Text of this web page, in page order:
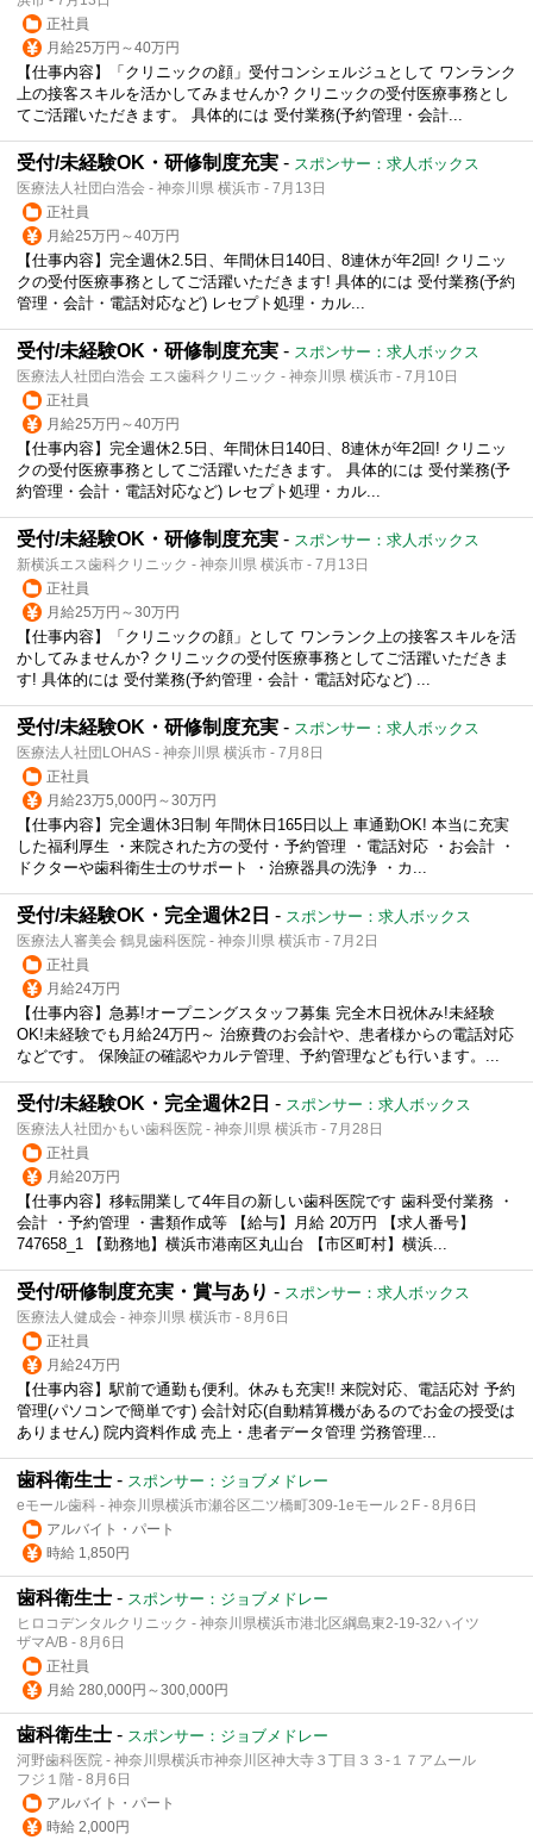
正社員
月給25万円～40万円
【仕事内容】「クリニックの顔」受付コンシェルジュとして ワンランク
上の接客スキルを活かしてみませんか? クリニックの受付医療事務とし
てご活躍いただきます。 具体的には 受付業務(予約管理・会計...
受付/未経験OK・研修制度充実 - スポンサー：求人ボックス
医療法人社団白浩会 - 神奈川県 横浜市 - 7月13日
正社員
月給25万円～40万円
【仕事内容】完全週休2.5日、年間休日140日、8連休が年2回! クリニッ
クの受付医療事務としてご活躍いただきます! 具体的には 受付業務(予約
管理・会計・電話対応など) レセプト処理・カル...
受付/未経験OK・研修制度充実 - スポンサー：求人ボックス
医療法人社団白浩会 エス歯科クリニック - 神奈川県 横浜市 - 7月10日
正社員
月給25万円～40万円
【仕事内容】完全週休2.5日、年間休日140日、8連休が年2回! クリニッ
クの受付医療事務としてご活躍いただきます。 具体的には 受付業務(予
約管理・会計・電話対応など) レセプト処理・カル...
受付/未経験OK・研修制度充実 - スポンサー：求人ボックス
新横浜エス歯科クリニック - 神奈川県 横浜市 - 7月13日
正社員
月給25万円～30万円
【仕事内容】「クリニックの顔」として ワンランク上の接客スキルを活
かしてみませんか? クリニックの受付医療事務としてご活躍いただきま
す! 具体的には 受付業務(予約管理・会計・電話対応など) ...
受付/未経験OK・研修制度充実 - スポンサー：求人ボックス
医療法人社団LOHAS - 神奈川県 横浜市 - 7月8日
正社員
月給23万5,000円～30万円
【仕事内容】完全週休3日制 年間休日165日以上 車通勤OK! 本当に充実
した福利厚生 ・来院された方の受付・予約管理 ・電話対応 ・お会計 ・
ドクターや歯科衛生士のサポート ・治療器具の洗浄 ・カ...
受付/未経験OK・完全週休2日 - スポンサー：求人ボックス
医療法人審美会 鶴見歯科医院 - 神奈川県 横浜市 - 7月2日
正社員
月給24万円
【仕事内容】急募!オープニングスタッフ募集 完全木日祝休み!未経験
OK!未経験でも月給24万円～ 治療費のお会計や、患者様からの電話対応
などです。 保険証の確認やカルテ管理、予約管理なども行います。...
受付/未経験OK・完全週休2日 - スポンサー：求人ボックス
医療法人社団かもい歯科医院 - 神奈川県 横浜市 - 7月28日
正社員
月給20万円
【仕事内容】移転開業して4年目の新しい歯科医院です 歯科受付業務 ・
会計 ・予約管理 ・書類作成等 【給与】月給 20万円 【求人番号】
747658_1 【勤務地】横浜市港南区丸山台 【市区町村】横浜...
受付/研修制度充実・賞与あり - スポンサー：求人ボックス
医療法人健成会 - 神奈川県 横浜市 - 8月6日
正社員
月給24万円
【仕事内容】駅前で通勤も便利。休みも充実!! 来院対応、電話応対 予約
管理(パソコンで簡単です) 会計対応(自動精算機があるのでお金の授受は
ありません) 院内資料作成 売上・患者データ管理 労務管理...
歯科衛生士 - スポンサー：ジョブメドレー
eモール歯科 - 神奈川県横浜市瀬谷区二ツ橋町309-1eモール２F - 8月6日
アルバイト・パート
時給 1,850円
歯科衛生士 - スポンサー：ジョブメドレー
ヒロコデンタルクリニック - 神奈川県横浜市港北区綱島東2-19-32ハイツ
ザマA/B - 8月6日
正社員
月給 280,000円～300,000円
歯科衛生士 - スポンサー：ジョブメドレー
河野歯科医院 - 神奈川県横浜市神奈川区神大寺３丁目３３-１７アムール
フジ１階 - 8月6日
アルバイト・パート
時給 2,000円